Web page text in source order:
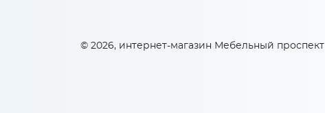
© 2026, интернет-магазин Мебельный проспект